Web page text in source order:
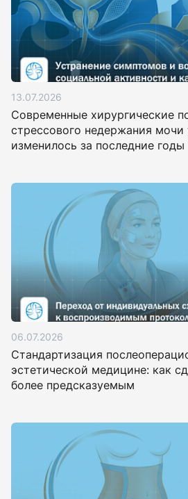
13.07.2026
Современные хирургические
стрессового недержания
изменилось за последние годы
06.07.2026
Стандартизация
эстетической медицине: как
более предсказуемым